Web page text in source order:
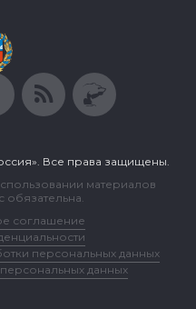
Все права защищены.
материалов
обязательна.
соглашение
персональных данных
данных